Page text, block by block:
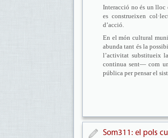
Interacció no és un lloc
es construeixen
d’acció.
En el món cultural
abunda tant és la
l’activitat substitueix
continua sent— com
pública per pensar el
Som311: el pols